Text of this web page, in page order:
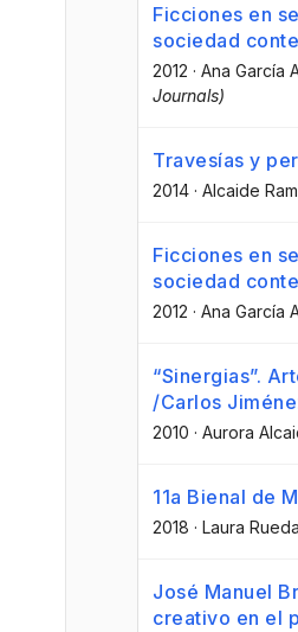
Ficciones en
sociedad
2012 · Ana García
Journals)
Travesías y
2014 · Alcaide
Ficciones en
sociedad
2012 · Ana García
“Sinergias”.
/Carlos
2010 · Aurora
11a Bienal de
2018 · Laura Rueda
José Manuel
creativo en el